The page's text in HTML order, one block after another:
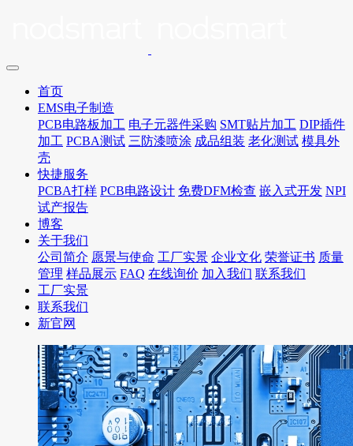
首页
EMS电子制造
PCB电路板加工 电子元器件采购 SMT贴片加工 DIP插件
加工 PCBA测试 三防漆喷涂 成品组装 老化测试 模具外
壳
快捷服务
PCBA打样 PCB电路设计 免费DFM检查 嵌入式开发 NPI
试产报告
博客
关于我们
公司简介 愿景与使命 工厂实景 企业文化 荣誉证书 质量
管理 样品展示 FAQ 在线询价 加入我们 联系我们
工厂实景
联系我们
新官网